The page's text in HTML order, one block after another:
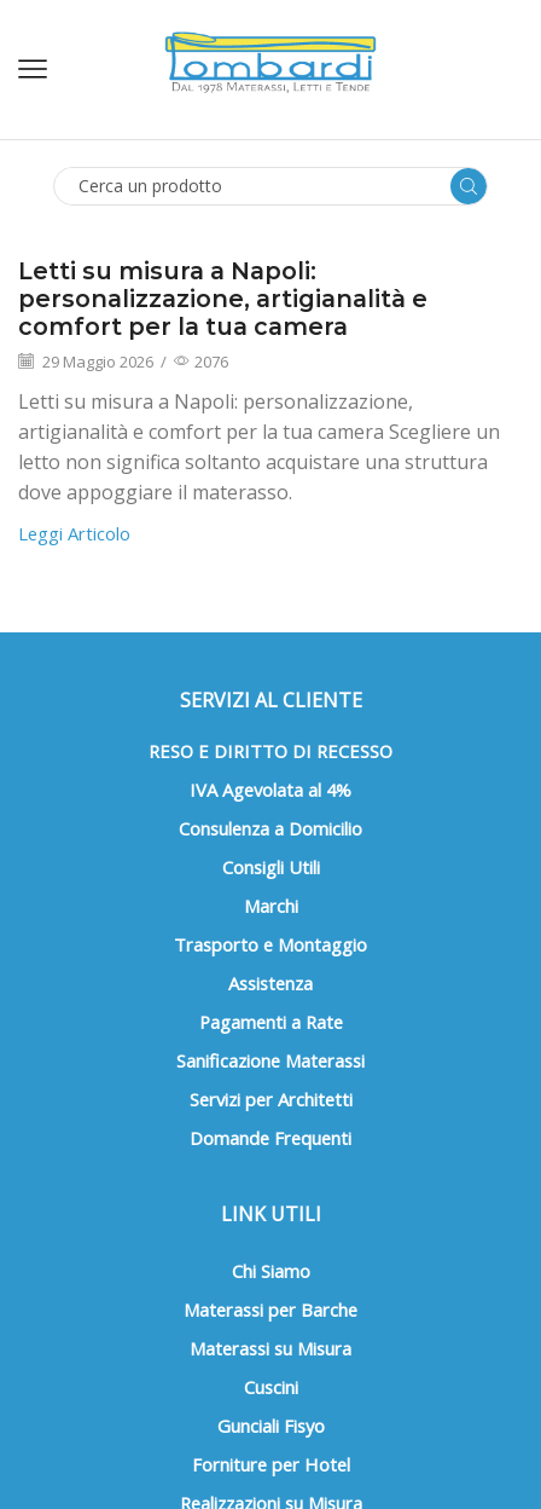
Letti su misura a Napoli:
personalizzazione, artigianalità e
comfort per la tua camera
29 Maggio 2026 / 2076
Letti su misura a Napoli: personalizzazione,
artigianalità e comfort per la tua camera Scegliere un
letto non significa soltanto acquistare una struttura
dove appoggiare il materasso.
Leggi Articolo
SERVIZI AL CLIENTE
RESO E DIRITTO DI RECESSO
IVA Agevolata al 4%
Consulenza a Domicilio
Consigli Utili
Marchi
Trasporto e Montaggio
Assistenza
Pagamenti a Rate
Sanificazione Materassi
Servizi per Architetti
Domande Frequenti
LINK UTILI
Chi Siamo
Materassi per Barche
Materassi su Misura
Cuscini
Gunciali Fisyo
Forniture per Hotel
Realizzazioni su Misura